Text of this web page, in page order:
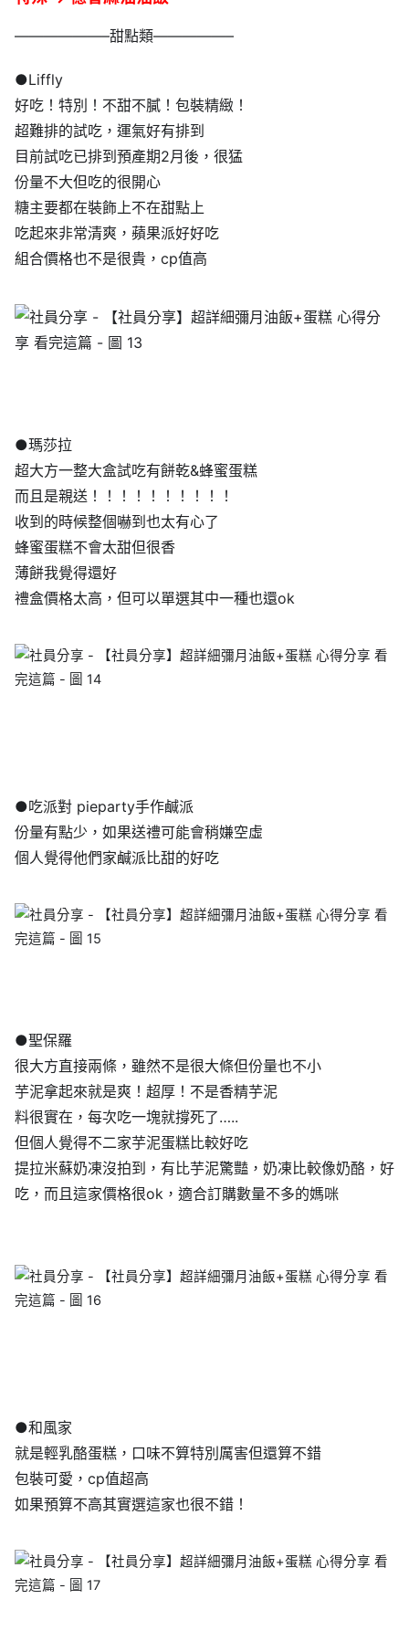
——————–甜點類—————–
●Liffly
好吃！特別！不甜不膩！包裝精緻！
超難排的試吃，運氣好有排到
目前試吃已排到預產期2月後，很猛
份量不大但吃的很開心
糖主要都在裝飾上不在甜點上
吃起來非常清爽，蘋果派好好吃
組合價格也不是很貴，cp值高
●瑪莎拉
超大方一整大盒試吃有餅乾&蜂蜜蛋糕
而且是親送！！！！！！！！！！
收到的時候整個嚇到也太有心了
蜂蜜蛋糕不會太甜但很香
薄餅我覺得還好
禮盒價格太高，但可以單選其中一種也還ok
●吃派對 pieparty手作鹹派
份量有點少，如果送禮可能會稍嫌空虛
個人覺得他們家鹹派比甜的好吃
●聖保羅
很大方直接兩條，雖然不是很大條但份量也不小
芋泥拿起來就是爽！超厚！不是香精芋泥
料很實在，每次吃一塊就撐死了…..
但個人覺得不二家芋泥蛋糕比較好吃
提拉米蘇奶凍沒拍到，有比芋泥驚豔，奶凍比較像奶酪，好
吃，而且這家價格很ok，適合訂購數量不多的媽咪
●和風家
就是輕乳酪蛋糕，口味不算特別厲害但還算不錯
包裝可愛，cp值超高
如果預算不高其實選這家也很不錯！